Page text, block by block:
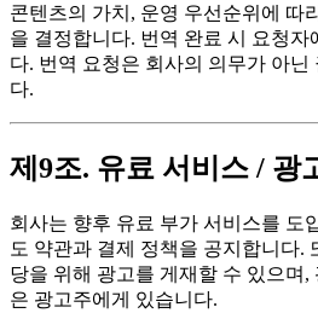
콘텐츠의 가치, 운영 우선순위에 따
을 결정합니다. 번역 완료 시 요청자
다. 번역 요청은 회사의 의무가 아닌
다.
제9조. 유료 서비스 / 광
회사는 향후 유료 부가 서비스를 도
도 약관과 결제 정책을 공지합니다.
당을 위해 광고를 게재할 수 있으며,
은 광고주에게 있습니다.